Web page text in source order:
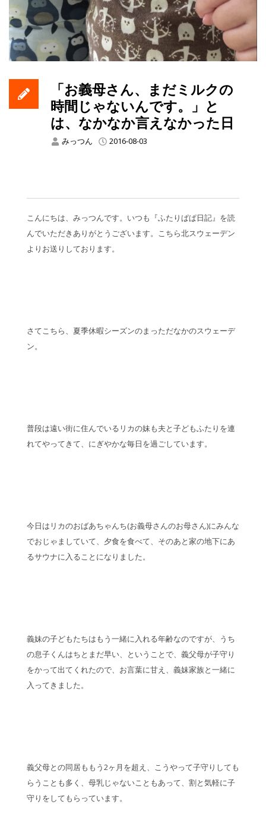
「お義母さん、まだミルクの
時間じゃないんです。」と
は、なかなか言えなかった日
みっつん 2016-08-03
こんにちは、みっつんです。いつも『ふたりぱぱ日記』を読
んでいただきありがとうございます。こちら北スウェーデン
よりお送りしております。
さてこちら、夏季休暇シーズンのまっただなかのスウェーデ
ン。
普段は遠い街に住んでいるリカの妹も夫と子どもふたりを連
れてやってきて、にぎやかな毎日を過ごしています。
今日はリカのおばあちゃんち(お義母さんのお母さん)にみんな
でおじゃましていて、夕食を食べて、そのあと家の地下にあ
るサウナに入ることになりました。
義妹の子どもたちはもう一緒に入れる年齢なのですが、うち
の息子くんはちとまだ早い、ということで、義父母が子守り
をかって出てくれたので、お言葉に甘え、義妹家族と一緒に
入ってきました。
義父母との同居ももう2ヶ月を超え、こうやって子守りしても
らうことも多く、母乳じゃないこともあって、割と気軽に子
守りをしてもらっています。